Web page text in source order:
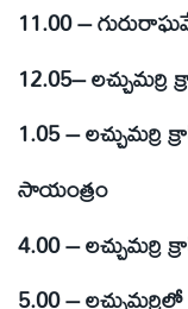
11.00 –
12.05–
1.05 –
సాయంత్రం
4.00 – లచ్చుమర్రి
5.00 –